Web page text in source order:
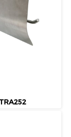
TRA252